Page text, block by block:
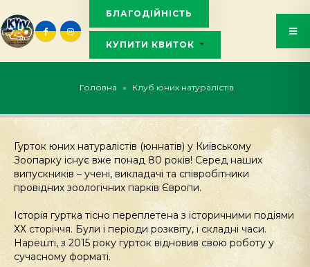
БЛАГОДІЙНІСТЬ
КУПИТИ КВИТОК
Головна » Клуб юних натуралістів
Гурток юних натуралістів (юннатів) у Київському
Зоопарку існує вже понад 80 років! Серед наших
випускників – учені, викладачі та співробітники
провідних зоологічних парків Європи.
Історія гуртка тісно переплетена з історичними подіями
ХХ сторіччя. Були і періоди розквіту, і складні часи.
Нарешті, з 2015 року гурток відновив свою роботу у
сучасному форматі.